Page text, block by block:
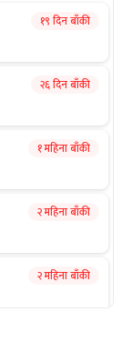
१९ दिन बाँकी
२६ दिन बाँकी
१ महिना बाँकी
२ महिना बाँकी
२ महिना बाँकी